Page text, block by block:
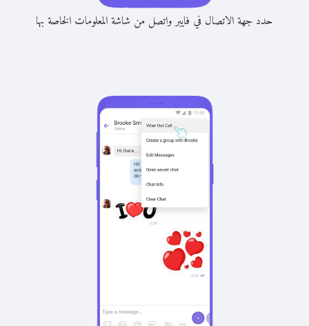
حدد جهة الاتصال في فايبر واتصل من شاشة المعلومات الخاصة بها